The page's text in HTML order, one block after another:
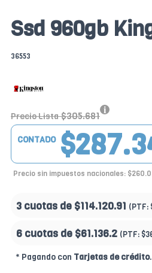
Ssd 960gb
36553
Precio Lista $305.681
CONTADO
Precio sin impuestos nacionales:
3 cuotas de $114.120.91 (PTF:
6 cuotas de $61.136.2 (PTF:
* Pagando con Tarjetas de crédito.